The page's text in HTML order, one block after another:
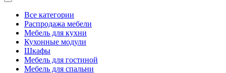
Все категории
Распродажа мебели
Мебель для кухни
Кухонные модули
Шкафы
Мебель для гостиной
Мебель для спальни